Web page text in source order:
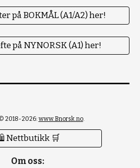
på BOKMÅL (A1/A2) her!
på NYNORSK (A1) her!
2018-2026: www.Bnorsk.no.
Nettbutikk 🛒
Om oss: